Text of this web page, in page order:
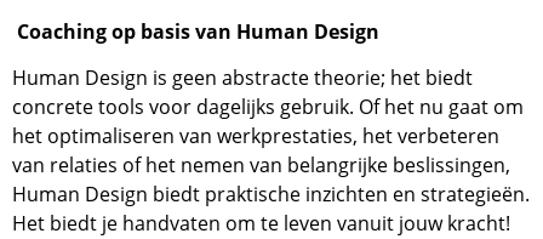
Coaching op basis van Human Design
Human Design is geen abstracte theorie; het biedt
concrete tools voor dagelijks gebruik. Of het nu gaat om
het optimaliseren van werkprestaties, het verbeteren
van relaties of het nemen van belangrijke beslissingen,
Human Design biedt praktische inzichten en strategieën.
Het biedt je handvaten om te leven vanuit jouw kracht!